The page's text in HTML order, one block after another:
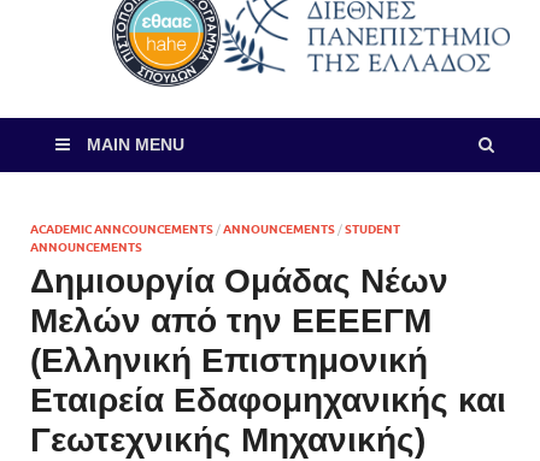
MAIN MENU
ACADEMIC ANNCOUNCEMENTS /ANNOUNCEMENTS /STUDENT
ANNOUNCEMENTS
Δημιουργία Ομάδας Νέων
Μελών από την ΕΕΕΕΓΜ
(Ελληνική Επιστημονική
Εταιρεία Εδαφομηχανικής και
Γεωτεχνικής Μηχανικής)